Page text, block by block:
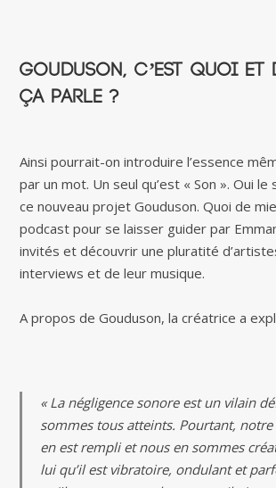
Gouduson, c’est quoi et
ça parle ?
Ainsi pourrait-on introduire l’essence
par un mot. Un seul qu’est « Son ». Oui
ce nouveau projet Gouduson. Quoi de
podcast pour se laisser guider par
invités et découvrir une pluratité
interviews et de leur musique.
A propos de Gouduson, la créatrice a
« La négligence sonore est un vilain
sommes tous atteints. Pourtant,
en est rempli et nous en sommes
lui qu’il est vibratoire, ondulant et